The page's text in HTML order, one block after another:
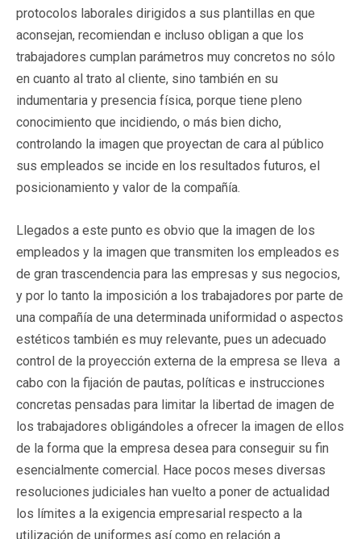
protocolos laborales dirigidos a sus plantillas en que
aconsejan, recomiendan e incluso obligan a que los
trabajadores cumplan parámetros muy concretos no sólo
en cuanto al trato al cliente, sino también en su
indumentaria y presencia física, porque tiene pleno
conocimiento que incidiendo, o más bien dicho,
controlando la imagen que proyectan de cara al público
sus empleados se incide en los resultados futuros, el
posicionamiento y valor de la compañía.
Llegados a este punto es obvio que la imagen de los
empleados y la imagen que transmiten los empleados es
de gran trascendencia para las empresas y sus negocios,
y por lo tanto la imposición a los trabajadores por parte de
una compañía de una determinada uniformidad o aspectos
estéticos también es muy relevante, pues un adecuado
control de la proyección externa de la empresa se lleva a
cabo con la fijación de pautas, políticas e instrucciones
concretas pensadas para limitar la libertad de imagen de
los trabajadores obligándoles a ofrecer la imagen de ellos
de la forma que la empresa desea para conseguir su fin
esencialmente comercial. Hace pocos meses diversas
resoluciones judiciales han vuelto a poner de actualidad
los límites a la exigencia empresarial respecto a la
utilización de uniformes así como en relación a